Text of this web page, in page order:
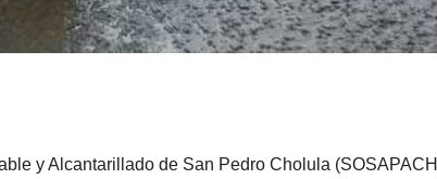
y Alcantarillado de San Pedro Cholula